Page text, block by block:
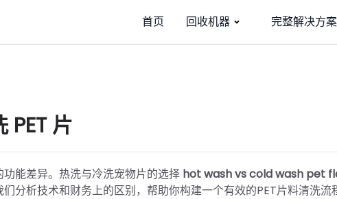
首页 回收机器 完整解决方案
PET 片
能差异。热洗与冷洗宠物片的选择 hot wash vs cold wash pet
分析技术和财务上的区别，帮助你构建一个有效的PET片料清洗流